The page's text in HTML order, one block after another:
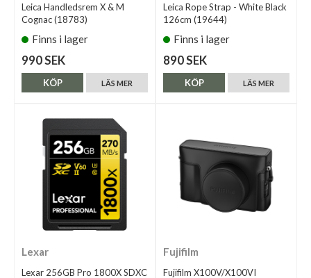
Leica Handledsrem X & M
Cognac (18783)
Finns i lager
990 SEK
LÄS MER
KÖP
Leica Rope Strap - White Black
126cm (19644)
Finns i lager
890 SEK
LÄS MER
KÖP
Lexar
Lexar 256GB Pro 1800X SDXC
Fujifilm
Fujifilm X100V/X100VI